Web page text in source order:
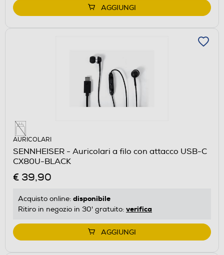
AGGIUNGI
AURICOLARI
SENNHEISER - Auricolari a filo con attacco USB-C
CX80U-BLACK
€ 39,90
Acquisto online: disponibile
Ritiro in negozio in 30' gratuito: verifica
AGGIUNGI